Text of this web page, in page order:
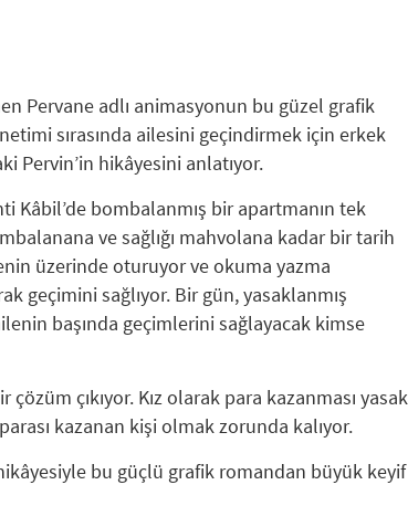
Pervane adlı animasyonun bu güzel grafik
sırasında ailesini geçindirmek için erkek
Pervin’in hikâyesini anlatıyor.
Kâbil’de bombalanmış bir apartmanın tek
ve sağlığı mahvolana kadar bir tarih
üzerinde oturuyor ve okuma yazma
geçimini sağlıyor. Bir gün, yasaklanmış
başında geçimlerini sağlayacak kimse
çıkıyor. Kız olarak para kazanması yasak
kazanan kişi olmak zorunda kalıyor.
bu güçlü grafik romandan büyük keyif